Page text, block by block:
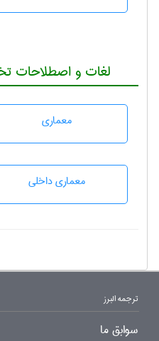
لغات و اصطلاحات
معماری
معماری داخلی
ترجمه البرز
سوابق ما